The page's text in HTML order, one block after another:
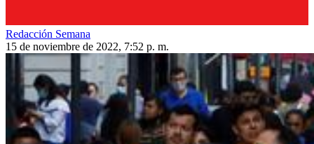
Redacción Semana
15 de noviembre de 2022, 7:52 p. m.